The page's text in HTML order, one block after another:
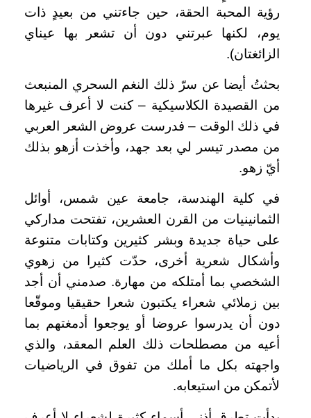
رؤية المحبة الحقة، حين جاءتني من بعيدٍ ذات
يوم، لكنها عبرتني دون أن تشعر بها عيناي
الزائغتان).
بحثتُ أيضا عن سرّ ذلك النغم السحري المنبعث
من القصيدة الكلاسيكية – كنت لا أعرف غيرها
في ذلك الوقت – فدرست عروض الشعر العربي
من مصدر تيسر لي بعد جهد، وأخذت أزهو بذلك
أيّ زهو.
في كلية الهندسة، جامعة عين شمس، أوائل
الثمانينيات من القرن العشرين، تفتحت مداركي
على حياة جديدة وبشر كثيرين وكتابات متنوعة
وأشكال شعرية أخرى، حدّت كثيرا من زهوي
الشخصي بما أمتلكه من مهارة. صدمني أن أجد
بين زملائي شعراء يكتبون شعرا حقيقيا وموقّعا
دون أن يدرسوا عروضا أو يوجعوا أدمغتهم بما
أعيه من مصطلحات ذلك العلم المعقد، والذي
واجهته بكل ما أملك من تفوق في الرياضيات
لأتمكن من استيعابه.